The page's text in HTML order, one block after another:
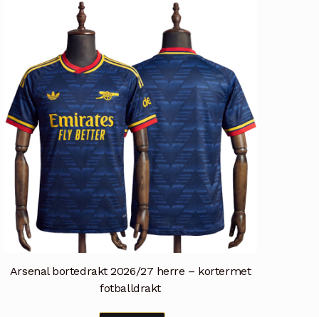
varianter.
Alternativene
kan
velges
på
produktsiden
Arsenal bortedrakt 2026/27 herre – kortermet
fotballdrakt